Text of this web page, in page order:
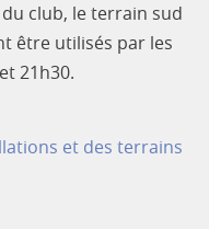
du club, le terrain sud
être utilisés par les
21h30.
et des terrains